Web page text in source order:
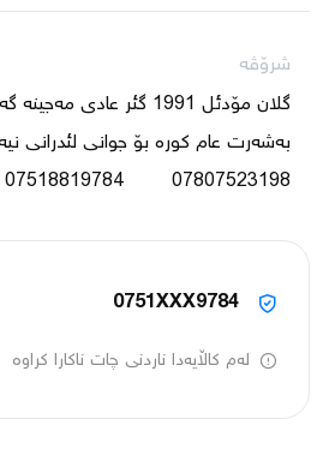
شرۆڤە
07807523198        07518819784
0751XXX9784
لەم کاڵایەدا ناردنی چات ناکارا کراوە